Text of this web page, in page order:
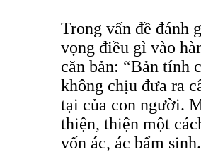
Trong vấn đề đánh
vọng điều gì vào
căn bản: “Bản tính
không chịu đưa ra
tại của con người.
thiện, thiện một
vốn ác, ác bẩm